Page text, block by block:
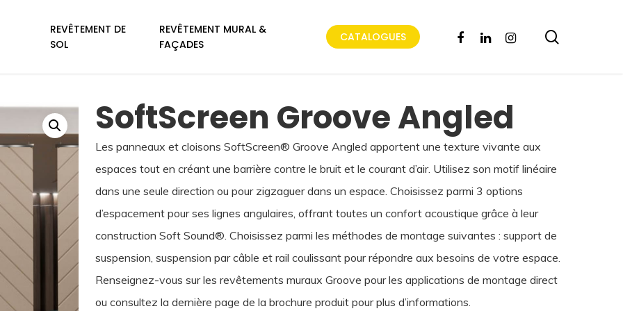
REVÊTEMENT DE
SOL
REVÊTEMENT MURAL &
FAÇADES
CATALOGUES FACEBOOKLINKEDININSTAGRAM
SoftScreen Groove Angled
Les panneaux et cloisons SoftScreen®️ Groove Angled apportent une texture vivante aux
espaces tout en créant une barrière contre le bruit et le courant d’air. Utilisez son motif linéaire
dans une seule direction ou pour zigzaguer dans un espace. Choisissez parmi 3 options
d’espacement pour ses lignes angulaires, offrant toutes un confort acoustique grâce à leur
construction Soft Sound®️. Choisissez parmi les méthodes de montage suivantes : support de
suspension, suspension par câble et rail coulissant pour répondre aux besoins de votre espace.
Renseignez-vous sur les revêtements muraux Groove pour les applications de montage direct
ou consultez la dernière page de la brochure produit pour plus d’informations.